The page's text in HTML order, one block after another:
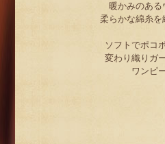
暖かみのある
柔らかな綿糸を
ソフトでポコ
変わり織りガ
ワンピ